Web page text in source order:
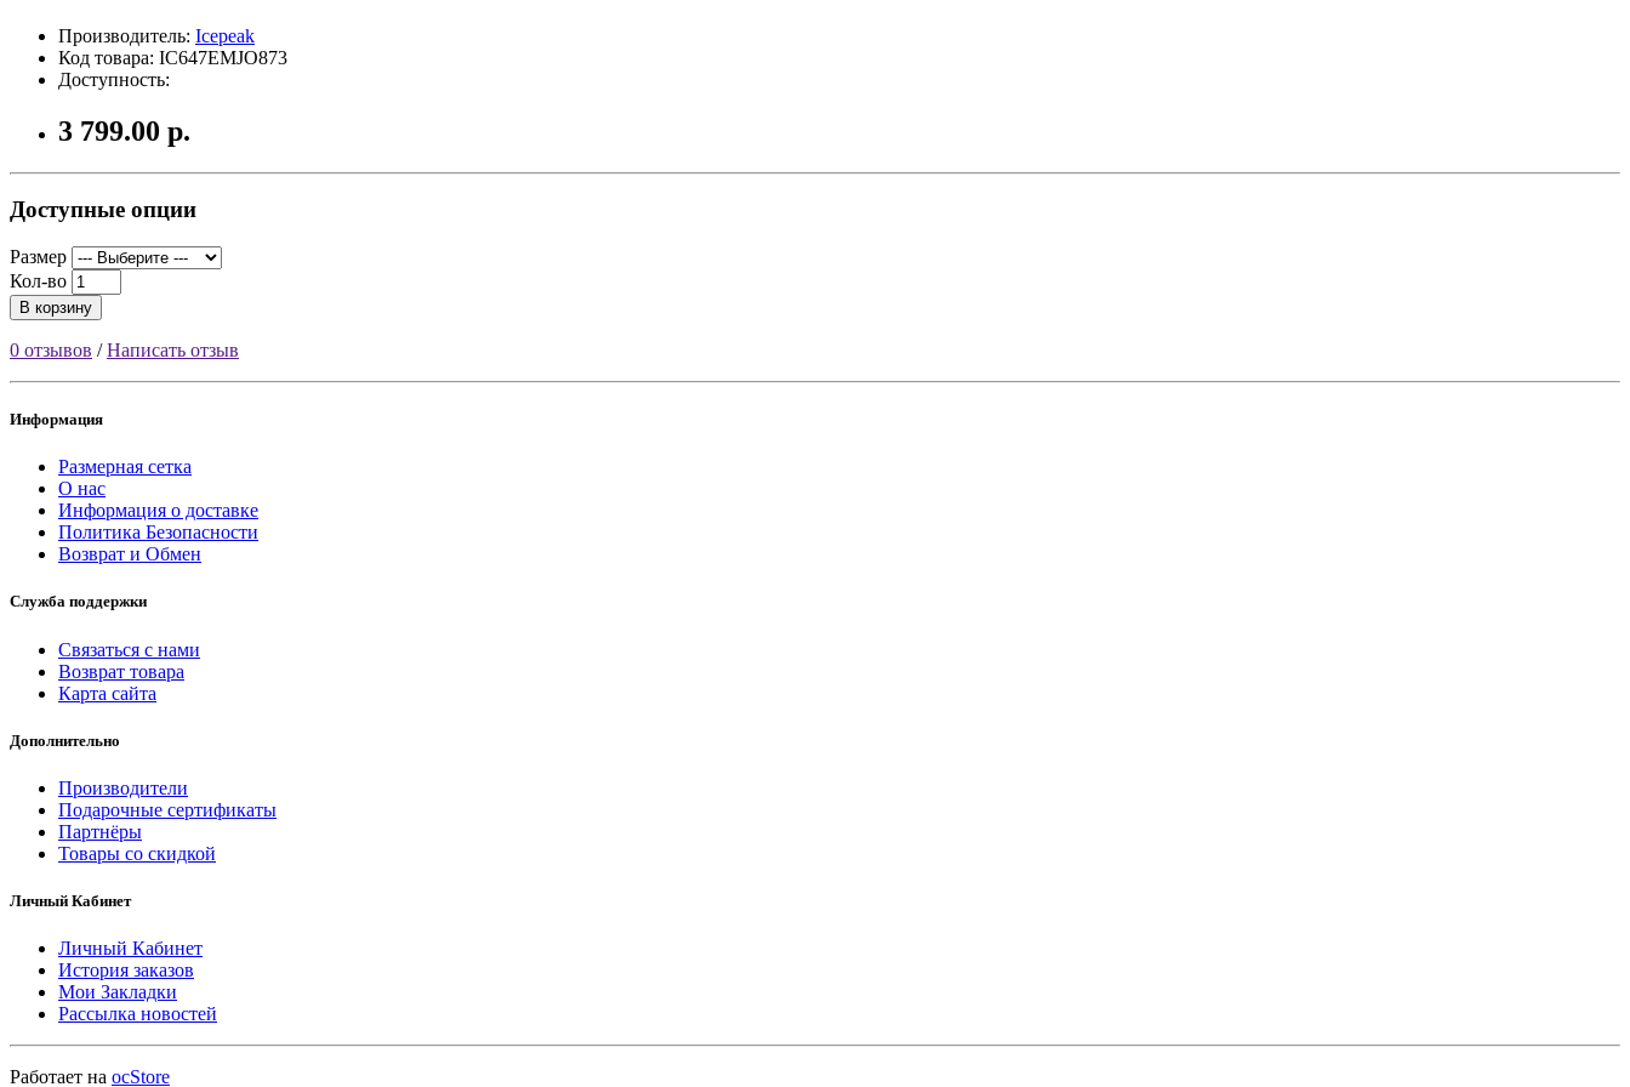
Производитель: Icepeak
Код товара: IC647EMJO873
Доступность:
3 799.00 р.
Доступные опции
Размер
Кол-во
В корзину
0 отзывов /Написать отзыв
Информация
Размерная сетка
О нас
Информация о доставке
Политика Безопасности
Возврат и Обмен
Служба поддержки
Связаться с нами
Возврат товара
Карта сайта
Дополнительно
Производители
Подарочные сертификаты
Партнёры
Товары со скидкой
Личный Кабинет
Личный Кабинет
История заказов
Мои Закладки
Рассылка новостей
Работает на ocStore